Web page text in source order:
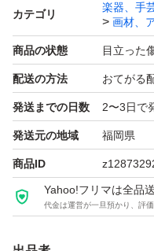
カテゴリ
楽器、手
画材、
商品の状態 目立った
配送の方法 おてがる
発送までの日数 2〜3日で
発送元の地域 福岡県
商品ID
Yahoo!フリマは全品
代金は運営が一旦預かり、評